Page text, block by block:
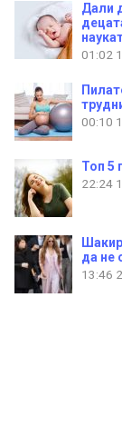
Дали
01:02
00:10
Топ 5
22:24
да не
13:46